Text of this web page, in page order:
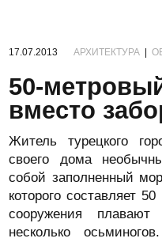
17.07.2013 АРХИТЕКТУРА |
50-
вместо
Житель турецкого
своего дома
собой заполненный
которого составляет
сооружения
несколько